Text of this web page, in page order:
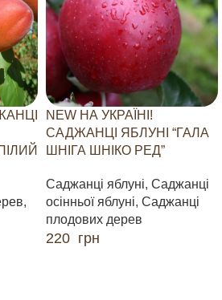
,
NEW НА УКРАЇНІ!
САДЖАНЦІ ЯБЛУНІ “ГАЛА
ШНІГА ШНІКО РЕД”
Саджанці яблуні, Саджанці
осінньої яблуні, Саджанці
плодових дерев
220 грн